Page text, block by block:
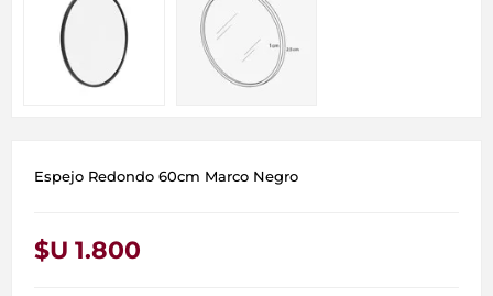
Espejo Redondo 60cm Marco Negro
$U 1.800